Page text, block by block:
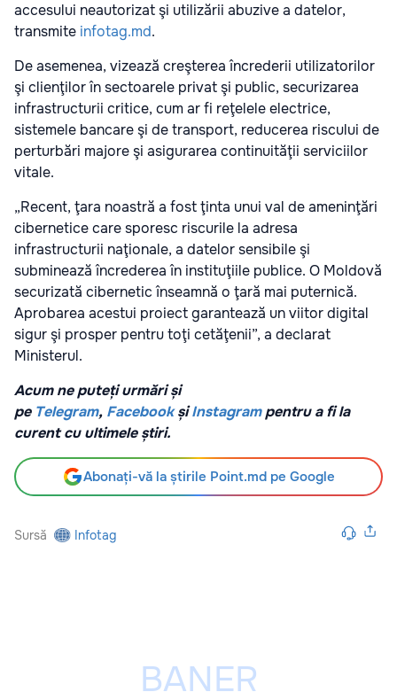
accesului neautorizat şi utilizării abuzive a datelor,
transmite infotag.md.
De asemenea, vizează creşterea încrederii utilizatorilor
şi clienţilor în sectoarele privat şi public, securizarea
infrastructurii critice, cum ar fi reţelele electrice,
sistemele bancare şi de transport, reducerea riscului de
perturbări majore şi asigurarea continuităţii serviciilor
vitale.
„Recent, ţara noastră a fost ţinta unui val de ameninţări
cibernetice care sporesc riscurile la adresa
infrastructurii naţionale, a datelor sensibile şi
subminează încrederea în instituţiile publice. O Moldovă
securizată cibernetic înseamnă o ţară mai puternică.
Aprobarea acestui proiect garantează un viitor digital
sigur şi prosper pentru toţi cetăţenii”, a declarat
Ministerul.
Acum ne puteți urmări și
pe Telegram, FacebookșiInstagrampentru a fi la
curent cu ultimele știri.
Abonați-vă la știrile Point.md pe Google
Sursă Infotag